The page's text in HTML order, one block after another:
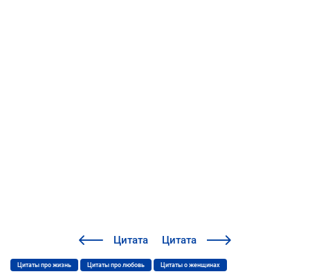
Цитата Цитата
Цитаты про жизнь Цитаты про любовь Цитаты о женщинах